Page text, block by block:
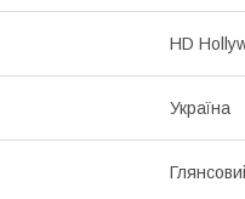
HD
Україна